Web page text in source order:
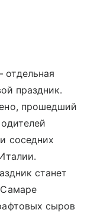
праздник.
прошедший
соседних
станет
сыров